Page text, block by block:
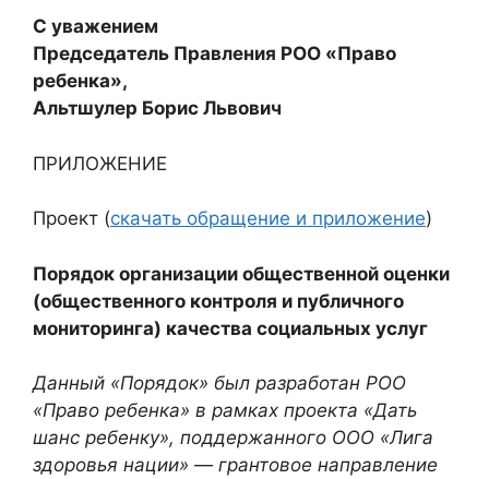
С уважением
Председатель Правления РОО «Право
ребенка»,
Альтшулер Борис Львович
ПРИЛОЖЕНИЕ
Проект (скачать обращение и приложение)
Порядок организации общественной оценки
(общественного контроля и публичного
мониторинга) качества социальных услуг
Данный «Порядок» был разработан РОО
«Право ребенка» в рамках проекта «Дать
шанс ребенку», поддержанного ООО «Лига
здоровья нации» — грантовое направление